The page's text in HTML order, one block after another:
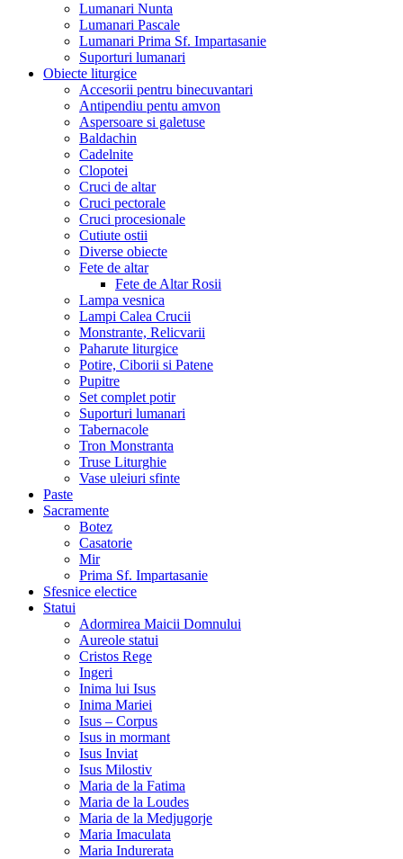
Lumanari Nunta
Lumanari Pascale
Lumanari Prima Sf. Impartasanie
Suporturi lumanari
Obiecte liturgice
Accesorii pentru binecuvantari
Antipendiu pentu amvon
Aspersoare si galetuse
Baldachin
Cadelnite
Clopotei
Cruci de altar
Cruci pectorale
Cruci procesionale
Cutiute ostii
Diverse obiecte
Fete de altar
Fete de Altar Rosii
Lampa vesnica
Lampi Calea Crucii
Monstrante, Relicvarii
Paharute liturgice
Potire, Ciborii si Patene
Pupitre
Set complet potir
Suporturi lumanari
Tabernacole
Tron Monstranta
Truse Liturghie
Vase uleiuri sfinte
Paste
Sacramente
Botez
Casatorie
Mir
Prima Sf. Impartasanie
Sfesnice electice
Statui
Adormirea Maicii Domnului
Aureole statui
Cristos Rege
Ingeri
Inima lui Isus
Inima Mariei
Isus – Corpus
Isus in mormant
Isus Inviat
Isus Milostiv
Maria de la Fatima
Maria de la Loudes
Maria de la Medjugorje
Maria Imaculata
Maria Indurerata